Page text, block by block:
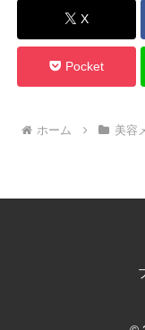
X
Pocket
ホーム 美容